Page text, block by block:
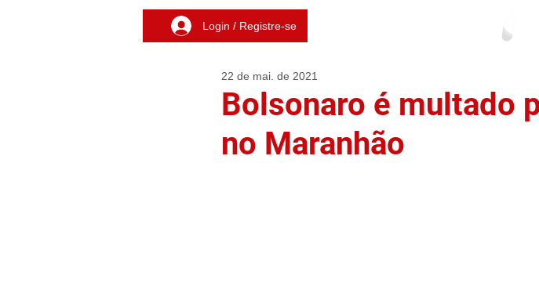
Login / Registre-se
Bolsonaro é multado
no Maranhão
22 de mai. de 2021